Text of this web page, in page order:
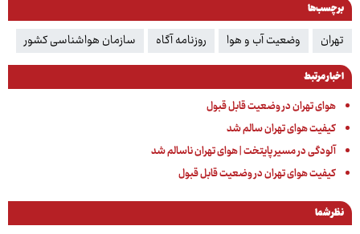
برچسب‌ها
تهران وضعیت آب و هوا روزنامه آگاه سازمان هواشناسی کشور
اخبار مرتبط
هوای تهران در وضعیت قابل قبول
کیفیت هوای تهران سالم شد
آلودگی در مسیر پایتخت | هوای تهران ناسالم شد
کیفیت هوای تهران در وضعیت قابل قبول
نظر شما